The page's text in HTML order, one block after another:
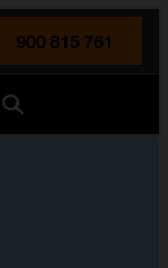
900 815 761